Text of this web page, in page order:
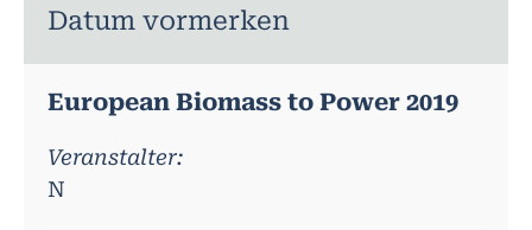
Datum vormerken
European Biomass to Power 2019
Veranstalter:
N